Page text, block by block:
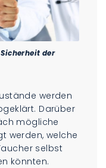
der
werden
Darüber
mögliche
werden, welche
selbst
könnten.